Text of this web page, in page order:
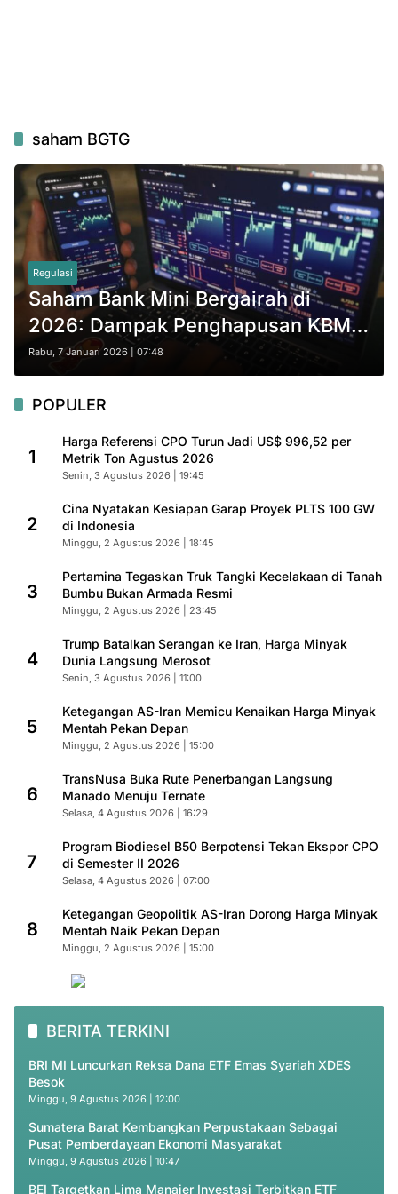
saham BGTG
Regulasi
Saham Bank Mini Bergairah di
2026: Dampak Penghapusan KBMI
1?
Rabu, 7 Januari 2026 | 07:48
POPULER
1
Harga Referensi CPO Turun Jadi US$ 996,52 per
Metrik Ton Agustus 2026
Senin, 3 Agustus 2026 | 19:45
2
Cina Nyatakan Kesiapan Garap Proyek PLTS 100 GW
di Indonesia
Minggu, 2 Agustus 2026 | 18:45
3
Pertamina Tegaskan Truk Tangki Kecelakaan di Tanah
Bumbu Bukan Armada Resmi
Minggu, 2 Agustus 2026 | 23:45
4
Trump Batalkan Serangan ke Iran, Harga Minyak
Dunia Langsung Merosot
Senin, 3 Agustus 2026 | 11:00
5
Ketegangan AS-Iran Memicu Kenaikan Harga Minyak
Mentah Pekan Depan
Minggu, 2 Agustus 2026 | 15:00
6
TransNusa Buka Rute Penerbangan Langsung
Manado Menuju Ternate
Selasa, 4 Agustus 2026 | 16:29
7
Program Biodiesel B50 Berpotensi Tekan Ekspor CPO
di Semester II 2026
Selasa, 4 Agustus 2026 | 07:00
8
Ketegangan Geopolitik AS-Iran Dorong Harga Minyak
Mentah Naik Pekan Depan
Minggu, 2 Agustus 2026 | 15:00
BERITA TERKINI
BRI MI Luncurkan Reksa Dana ETF Emas Syariah XDES
Besok
Minggu, 9 Agustus 2026 | 12:00
Sumatera Barat Kembangkan Perpustakaan Sebagai
Pusat Pemberdayaan Ekonomi Masyarakat
Minggu, 9 Agustus 2026 | 10:47
BEI Targetkan Lima Manajer Investasi Terbitkan ETF